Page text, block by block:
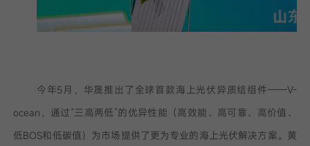
今年5月，华晟推出了全球首款海上光伏异质结组件——V-
ocean，通过“三高两低”的优异性能（高效能、高可靠、高价值、
低BOS和低碳值）为市场提供了更为专业的海上光伏解决方案。黄